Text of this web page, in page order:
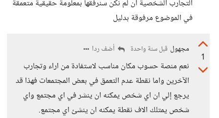
التجارب الشخصية ان لم نكن سنرفقها بمعلومة حقيقية متعمقة
في الموضوع مرفوقة بدليل
1
مجهول قبل سنة واحدة أضف ردا
نعم منصة حسوب مكان مناسب لاستفادة من اراء وتجارب
الآخرين واما نقطة عدم التعمق في بعض المجتمعات فهذا قد
يرجع إلي ان اي شخص يمكنه ان ينشر في اي مجتمع واي
شخص يمتلك الاف نقطة يمكنه ان ينشئ اي مجتمع.